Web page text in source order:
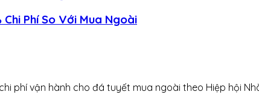
Phí So Với Mua Ngoài
phí vận hành cho đá tuyết mua ngoài theo Hiệp hội